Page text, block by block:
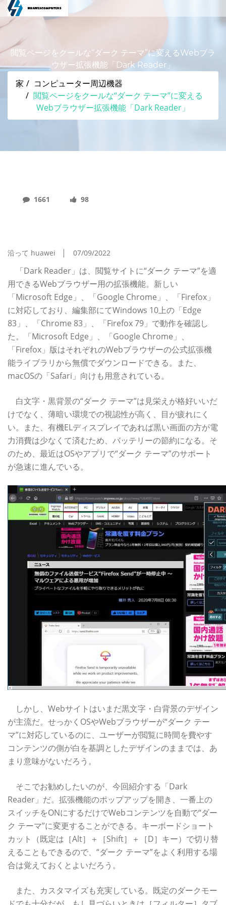
閲覧ページをクールな“ダーク テーマ”に変えるWebブラ
ウザー拡張機能「Dark Reader」
家
コンピューター周辺機器
閲覧ページをクールな“ダーク テーマ”に変える
Webブラウザー拡張機能「Dark Reader」
1661 98
沿って huawei 07/09/2022
「Dark Reader」は、閲覧サイトに“ダーク テーマ”を適
用できるWebブラウザー用の拡張機能。新しい
「Microsoft Edge」、「Google Chrome」、「Firefox」
に対応しており、編集部にてWindows 10上の「Edge
83」、「Chrome 83」、「Firefox 79」で動作を確認し
た。「Microsoft Edge」、「Google Chrome」、
「Firefox」版はそれぞれのWebブラウザーの公式拡張機
能ライブラリから無償でダウンロードできる。また、
macOSの「Safari」向けも用意されている。
白文字・黒背景の“ダーク テーマ”は見栄えが格好いいだ
けでなく、薄暗い環境での視認性が高く、目が疲れにく
い。また、有機ELディスプレイであれば黒い画面の方が電
力消費は少なくて済むため、バッテリーの節約になる。そ
のため、最近はOSやアプリで“ダーク テーマ”のサポート
が急速に進んでいる。
しかし、Webサイトはいまだ黒文字・白背景のデザイン
が主流だ。せっかくOSやWebブラウザーが“ダーク テー
マ”に対応しているのに、ユーザーが閲覧に時間を費やす
コンテンツの側が白を基調としたデザインのままでは、あ
まり意味がないだろう。
そこでお勧めしたいのが、今回紹介する「Dark
Reader」だ。拡張機能のポップアップを開き、一番上の
スイッチをONにするだけでWebコンテンツを自動で“ダー
ク テーマ”に変更することができる。キーボードショート
カット（既定は［Alt］＋［Shift］＋［D］キー）で切り替
えることもできるので、“ダーク テーマ”をよく利用する場
合は覚えておくとよいだろう。
また、カスタマイズも充実している。既定のダークモー